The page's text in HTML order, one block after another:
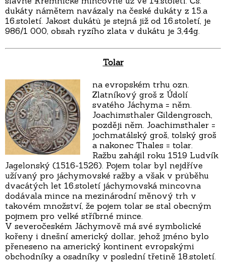
dukáty námětem navázaly na české dukáty z 15.a
16.století. Jakost dukátů je stejná již od 16.století, je
986/1 000, obsah ryzího zlata v dukátu je 3,44g.
Tolar
na evropském trhu ozn.
Zlatníkový groš z Údolí
svatého Jáchyma = něm.
Joachimsthaler Gildengrosch,
později něm. Joachimsthaler =
jochmatálský groš, tolský groš
a nakonec Thales = tolar.
Ražbu zahájil roku 1519 Ludvík
Jagelonský (1516-1526). Pojem tolar byl nejdříve
užívaný pro jáchymovské ražby a však v průběhu
dvacátých let 16.století jáchymovská mincovna
dodávala mince na mezinárodní měnový trh v
takovém množství, že pojem tolar se stal obecným
pojmem pro velké stříbrné mince.
V severočeském Jáchymově má své symbolické
kořeny i dnešní americký dollar, jehož jméno bylo
přeneseno na americký kontinent evropskými
obchodníky a osadníky v poslední třetině 18.století.